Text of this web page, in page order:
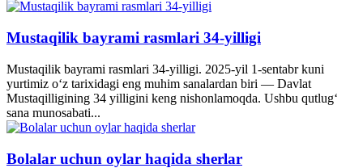
Mustaqilik bayrami rasmlari 34-yilligi
Mustaqilik bayrami rasmlari 34-yilligi. 2025-yil 1-sentabr kuni
yurtimiz o‘z tarixidagi eng muhim sanalardan biri — Davlat
Mustaqilligining 34 yilligini keng nishonlamoqda. Ushbu qutlug‘
sana munosabati...
Bolalar uchun oylar haqida sherlar